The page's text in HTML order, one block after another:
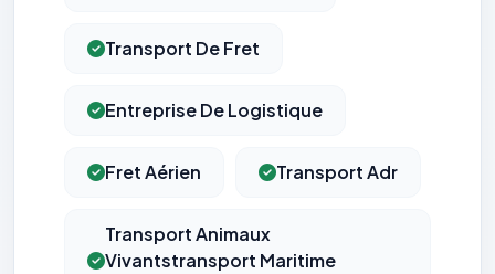
Transport De Fret
Entreprise De Logistique
Fret Aérien Transport Adr
Transport Animaux
Vivantstransport Maritime